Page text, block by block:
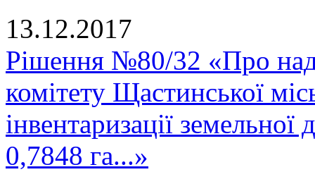
13.12.2017
Рішення №80/32 «Про
комітету Щастинської
інвентаризації
0,7848 га...»